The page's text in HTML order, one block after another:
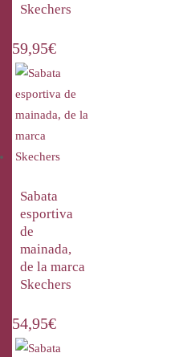
Skechers
59,95€
Sabata
esportiva
de
mainada,
de la marca
Skechers
54,95€